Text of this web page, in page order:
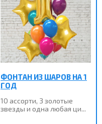
ФОНТАН ИЗ ШАРОВ НА 1
ГОД
10 ассорти, 3 золотые
звезды и одна любая ци...